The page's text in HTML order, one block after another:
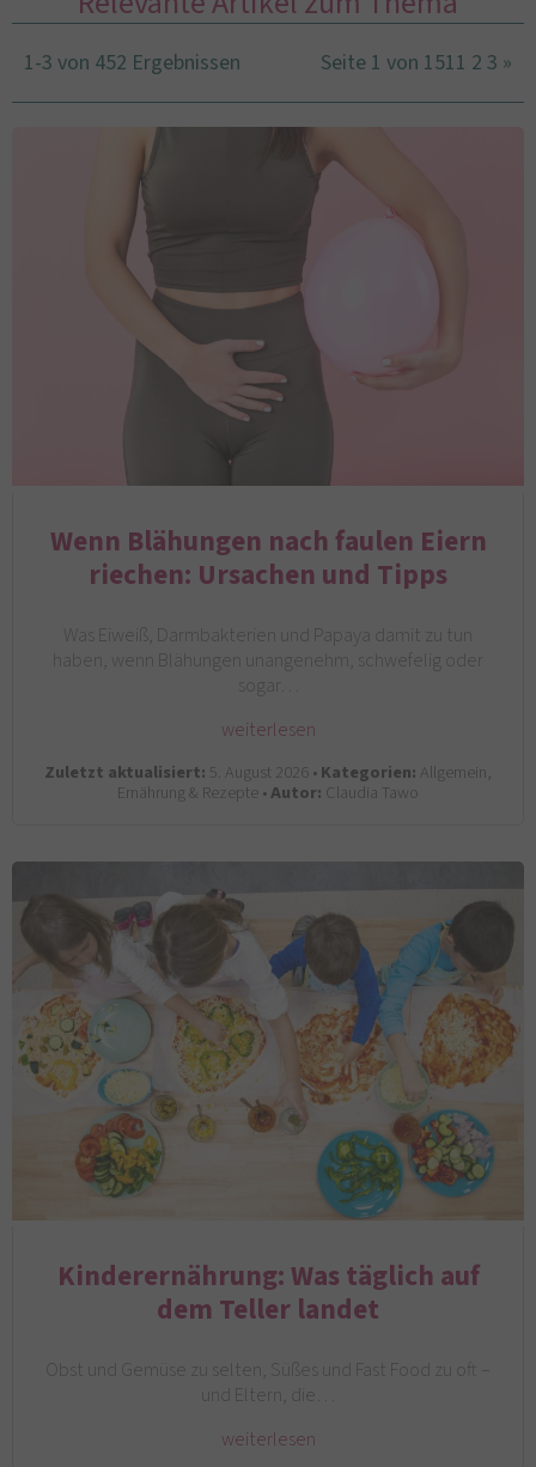
1-3 von 452 Ergebnissen Seite 1 von 1511 2 3 »
Wenn Blähungen nach faulen Eiern
riechen: Ursachen und Tipps
Was Eiweiß, Darmbakterien und Papaya damit zu tun
haben, wenn Blähungen unangenehm, schwefelig oder
sogar…
weiterlesen
Zuletzt aktualisiert: 5. August 2026 •Kategorien: Allgemein,
Ernährung & Rezepte •Autor: Claudia Tawo
Kinderernährung: Was täglich auf
dem Teller landet
Obst und Gemüse zu selten, Süßes und Fast Food zu oft –
und Eltern, die…
weiterlesen